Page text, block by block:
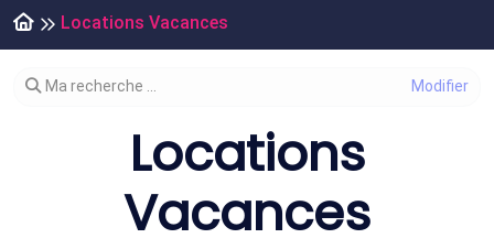
Locations Vacances
Modifier votre recherche
Ma recherche ...
Locations
Vacances